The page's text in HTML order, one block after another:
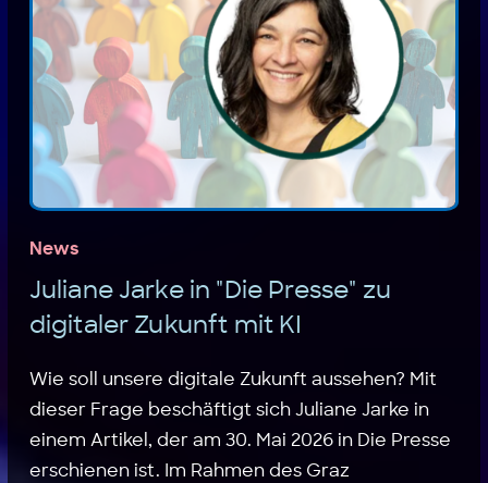
News
Juliane Jarke in "Die Presse" zu
digitaler Zukunft mit KI
Wie soll unsere digitale Zukunft aussehen? Mit
dieser Frage beschäftigt sich Juliane Jarke in
einem Artikel, der am 30. Mai 2026 in Die Presse
erschienen ist. Im Rahmen des Graz